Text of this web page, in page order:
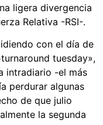
ligera divergencia
Relativa -RSI-.
con el día de
tuesday»,
intradiario -el más
perdurar algunas
de que julio
la segunda